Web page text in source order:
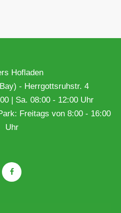
Hofladen
- Herrgottsruhstr. 4
| Sa. 08:00 - 12:00 Uhr
Freitags von 8:00 - 16:00
Uhr